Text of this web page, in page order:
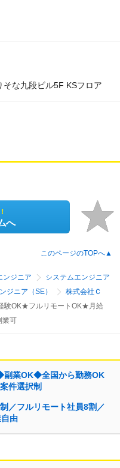
な九段ビル5F KSフロア
へ
このページのTOPへ▲
ンジニア
システムエンジニア
ジニア（SE）
株式会社Ｃ
験OK★フルリモートOK★月給
業可
副業OK◆全国から勤務OK
件選択制
／フルリモート社員8割／
由